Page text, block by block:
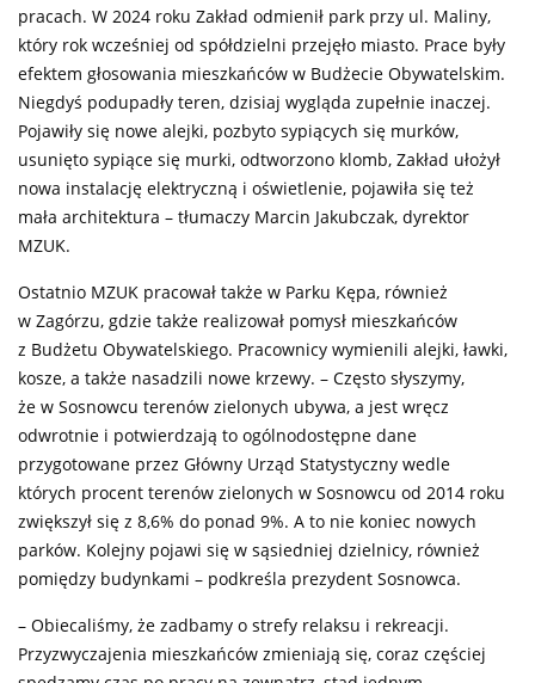
pracach. W 2024 roku Zakład odmienił park przy ul. Maliny,
który rok wcześniej od spółdzielni przejęło miasto. Prace były
efektem głosowania mieszkańców w Budżecie Obywatelskim.
Niegdyś podupadły teren, dzisiaj wygląda zupełnie inaczej.
Pojawiły się nowe alejki, pozbyto sypiących się murków,
usunięto sypiące się murki, odtworzono klomb, Zakład ułożył
nowa instalację elektryczną i oświetlenie, pojawiła się też
mała architektura – tłumaczy Marcin Jakubczak, dyrektor
MZUK.
Ostatnio MZUK pracował także w Parku Kępa, również
w Zagórzu, gdzie także realizował pomysł mieszkańców
z Budżetu Obywatelskiego. Pracownicy wymienili alejki, ławki,
kosze, a także nasadzili nowe krzewy. – Często słyszymy,
że w Sosnowcu terenów zielonych ubywa, a jest wręcz
odwrotnie i potwierdzają to ogólnodostępne dane
przygotowane przez Główny Urząd Statystyczny wedle
których procent terenów zielonych w Sosnowcu od 2014 roku
zwiększył się z 8,6% do ponad 9%. A to nie koniec nowych
parków. Kolejny pojawi się w sąsiedniej dzielnicy, również
pomiędzy budynkami – podkreśla prezydent Sosnowca.
– Obiecaliśmy, że zadbamy o strefy relaksu i rekreacji.
Przyzwyczajenia mieszkańców zmieniają się, coraz częściej